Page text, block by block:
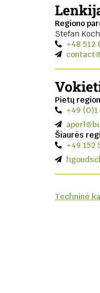
Regiono
Stefan
+48 512
Pietų
+49 (0)1
Šiaurės
+49 152
Techninė